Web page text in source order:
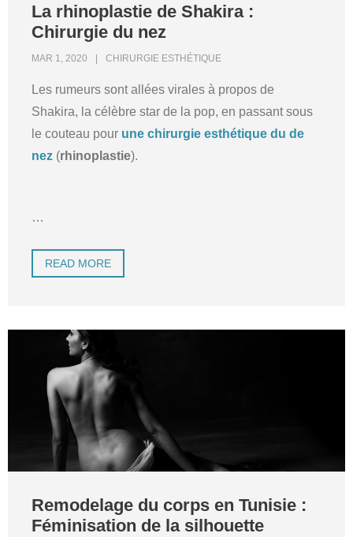
La rhinoplastie de Shakira :
Chirurgie du nez
MAR 1, 2020 CHIRURGIE ESTHÉTIQUE
Les rumeurs sont allées virales à propos de
Shakira, la célèbre star de la pop, en passant sous
le couteau pour une chirurgie esthétique du de
nez (rhinoplastie).
…
READ MORE
Remodelage du corps en Tunisie :
Féminisation de la silhouette